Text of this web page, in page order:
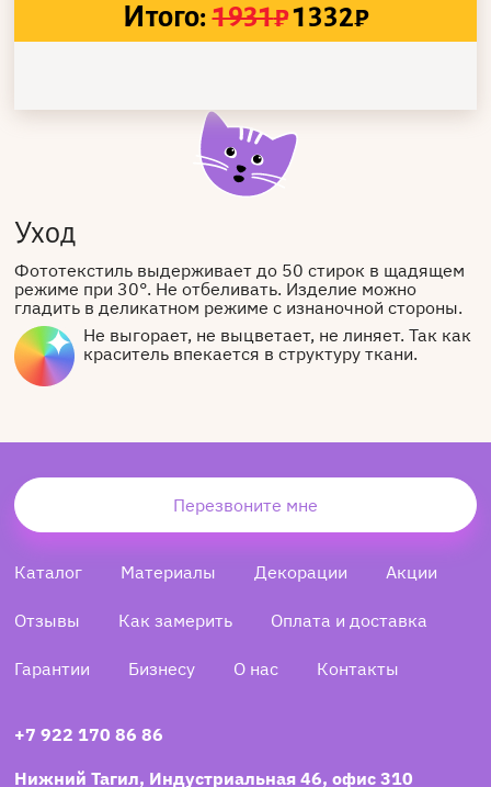
Итого: 1931₽1332₽
Уход
Фототекстиль выдерживает до 50 стирок в щадящем
режиме при 30°. Не отбеливать. Изделие можно
гладить в деликатном режиме с изнаночной стороны.
Не выгорает, не выцветает, не линяет. Так как
краситель впекается в структуру ткани.
Перезвоните мне
Каталог Материалы Декорации Акции
Отзывы Как замерить Оплата и доставка
Гарантии Бизнесу О нас Контакты
+7 922 170 86 86
Нижний Тагил, Индустриальная 46, офис 310